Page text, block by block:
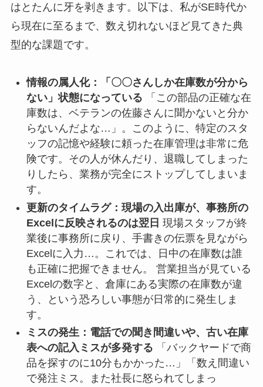
はとたんに牙を剥きます。以下は、私がSE時代か
ら現在に至るまで、数え切れないほど見てきた典
型的な課題です。
情報の属人化：「〇〇さんしか在庫数が分から
ない」状態になっている 「この部品の正確な在
庫数は、ベテランの佐藤さんに聞かないと分か
らないんだよな…」。このように、特定のスタ
ッフの記憶や経験に頼った在庫管理は非常に危
険です。その人が休んだり、退職してしまった
りしたら、業務が完全にストップしてしまいま
す。
更新のタイムラグ：現場の入出庫が、事務所の
Excelに反映されるのは翌日 現場スタッフが終
業後に事務所に戻り、手書きの伝票を見ながら
Excelに入力…。これでは、日中の在庫数は誰
も正確に把握できません。 営業担当が見ている
Excelの数字と、倉庫にある実際の在庫数が違
う、という恐ろしい事態が日常的に発生しま
す。
ミスの発生：電話での聞き間違いや、古い在庫
表への記入ミスが多発する 「バックヤードで商
品を探すのに10分もかかった…」「数え間違い
で発注ミス。また社長に怒られてしまっ